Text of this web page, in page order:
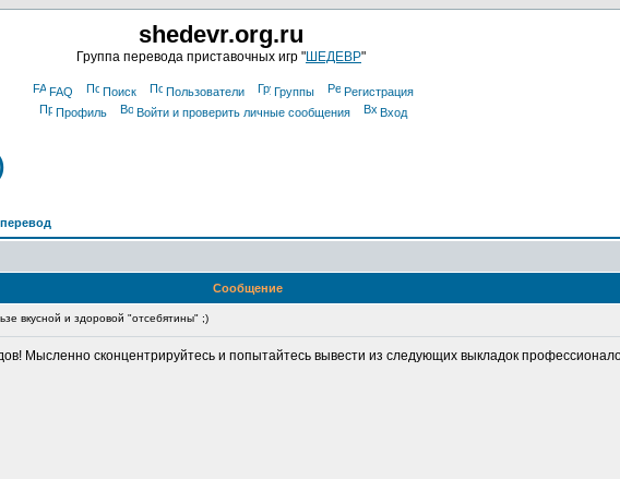
shedevr.org.ru
Группа перевода приставочных игр "ШЕДЕВР"
FAQ Поиск Пользователи Группы
Регистрация
Профиль
Войти и проверить личные сообщения Вход
Сообщение
вкусной и здоровой "отсебятины" ;)
Мысленно сконцентрируйтесь и попытайтесь вывести из следующих выкладок